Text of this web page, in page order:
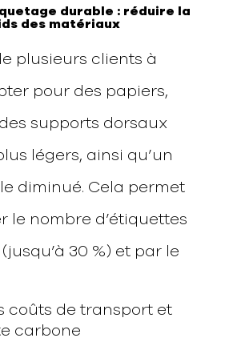
durable :réduire la
des matériaux
plusieurs clients à
pour des papiers,
supports dorsaux
légers, ainsi qu’un
diminué. Cela permet
le nombre d’étiquettes
30 %) et par le
coûts de transport et
carbone